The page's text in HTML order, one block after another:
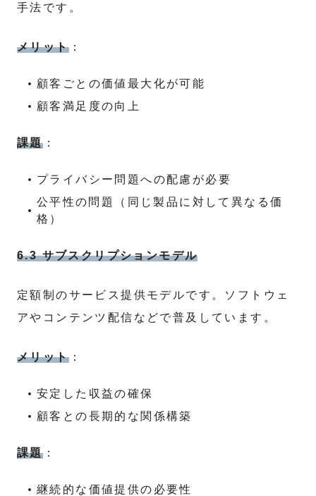
手法です。
メリット：
顧客ごとの価値最大化が可能
顧客満足度の向上
課題：
プライバシー問題への配慮が必要
公平性の問題（同じ製品に対して異なる価
格）
6.3 サブスクリプションモデル
定額制のサービス提供モデルです。ソフトウェ
アやコンテンツ配信などで普及しています。
メリット：
安定した収益の確保
顧客との長期的な関係構築
課題：
継続的な価値提供の必要性